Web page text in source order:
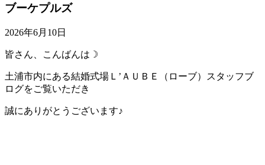
ブーケプルズ
2026年6月10日
皆さん、こんばんは☽
土浦市内にある結婚式場Ｌ’ＡＵＢＥ（ローブ）スタッフブ
ログをご覧いただき
誠にありがとうございます♪